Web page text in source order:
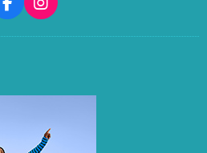
F
A
C
O
I
N
S
R
M